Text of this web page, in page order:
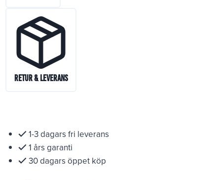
Retur & Leverans
1-3 dagars fri leverans
1 års garanti
30 dagars öppet köp